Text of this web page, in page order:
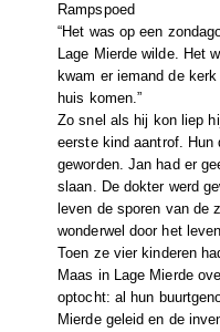
Rampspoed
“Het was op een
Lage Mierde wilde. Het
kwam er iemand de
huis komen.”
Zo snel als hij kon liep
eerste kind aantrof. Hun
geworden. Jan had er
slaan. De dokter werd
leven de sporen van de
wonderwel door het
Toen ze vier kinderen
Maas in Lage Mierde
optocht: al hun
Mierde geleid en de